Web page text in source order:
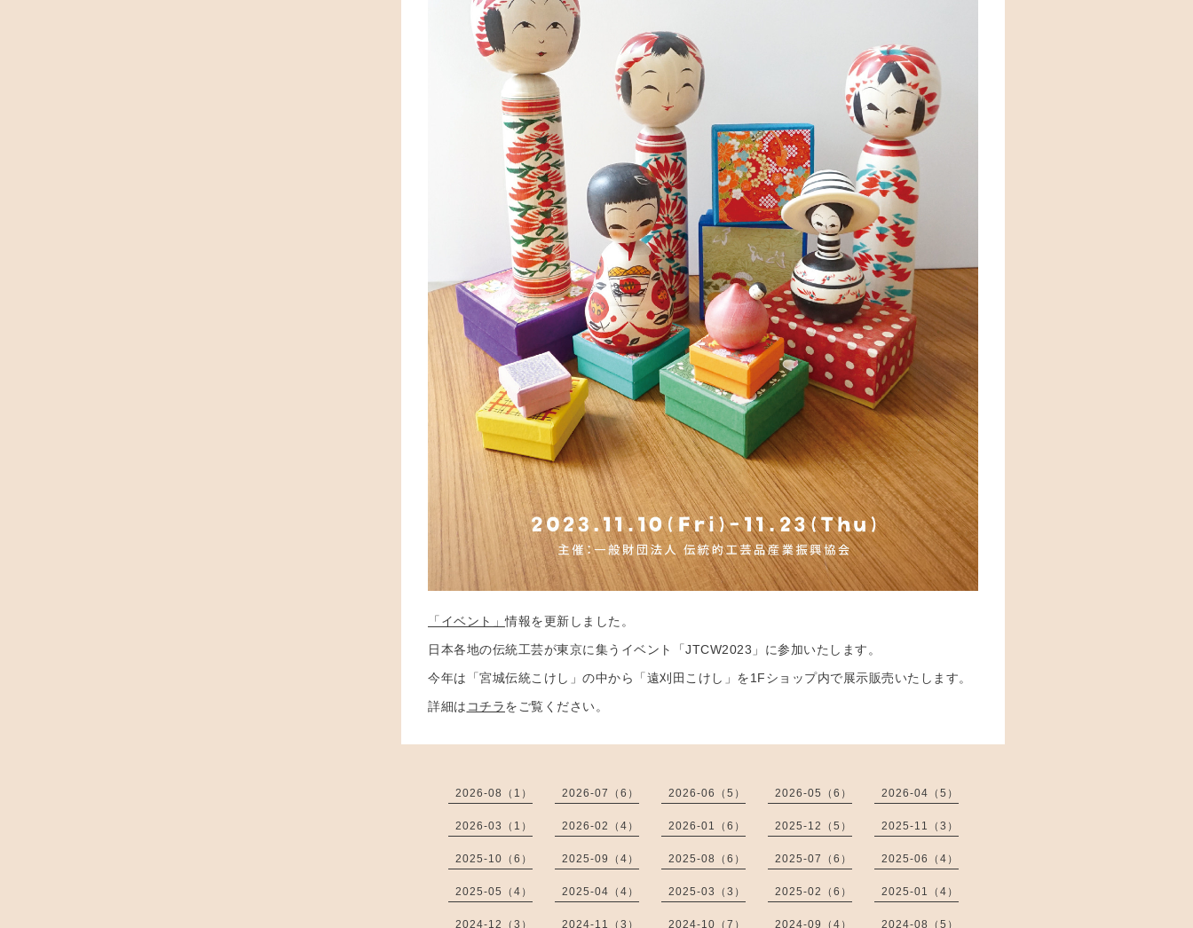
「イベント」情報を更新しました。
日本各地の伝統工芸が東京に集うイベント「JTCW2023」に参加いたします。
今年は「宮城伝統こけし」の中から「遠刈田こけし」を1Fショップ内で展示販売いたします。
詳細は コチラをご覧ください。
2026-08（1） 2026-07（6） 2026-06（5） 2026-05（6） 2026-04（5）
2026-03（1） 2026-02（4） 2026-01（6） 2025-12（5） 2025-11（3）
2025-10（6） 2025-09（4） 2025-08（6） 2025-07（6） 2025-06（4）
2025-05（4） 2025-04（4） 2025-03（3） 2025-02（6） 2025-01（4）
2024-12（3） 2024-11（3） 2024-10（7） 2024-09（4） 2024-08（5）